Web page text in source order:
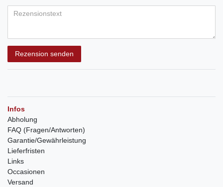
Rezension senden
Infos
Abholung
FAQ (Fragen/Antworten)
Garantie/Gewährleistung
Lieferfristen
Links
Occasionen
Versand